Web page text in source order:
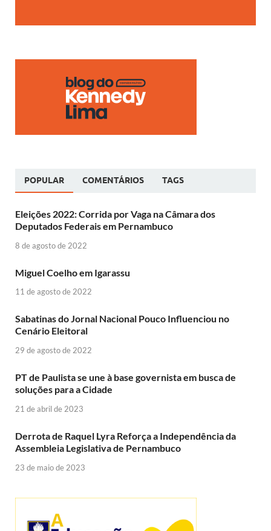
POPULAR COMENTÁRIOS TAGS
Eleições 2022: Corrida por Vaga na Câmara dos
Deputados Federais em Pernambuco
8 de agosto de 2022
Miguel Coelho em Igarassu
11 de agosto de 2022
Sabatinas do Jornal Nacional Pouco Influenciou no
Cenário Eleitoral
29 de agosto de 2022
PT de Paulista se une à base governista em busca de
soluções para a Cidade
21 de abril de 2023
Derrota de Raquel Lyra Reforça a Independência da
Assembleia Legislativa de Pernambuco
23 de maio de 2023